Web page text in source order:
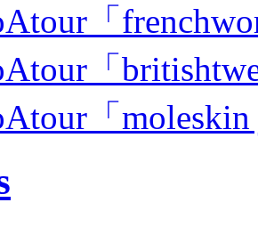
「
「
「